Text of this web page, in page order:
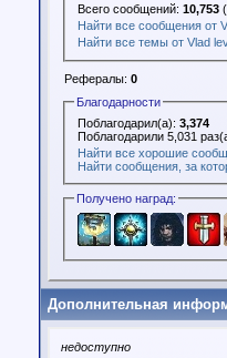
Всего сообщений:10,753
Найти все сообщения от
Найти все темы от Vlad
Рефералы: 0
Благодарности
Поблагодарил(а):3,374
Поблагодарили 5,031
Найти все хорошие
Найти сообщения, за
Получено наград:
Дополнительная
недоступно